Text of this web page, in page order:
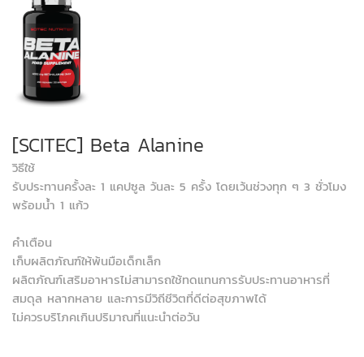
[SCITEC] Beta Alanine
วิธีใช้
รับประทานครั้งละ 1 แคปซูล วันละ 5 ครั้ง โดยเว้นช่วงทุก ๆ 3 ชั่วโมง
พร้อมน้ำ 1 แก้ว
คำเตือน
เก็บผลิตภัณฑ์ให้พ้นมือเด็กเล็ก
ผลิตภัณฑ์เสริมอาหารไม่สามารถใช้ทดแทนการรับประทานอาหารที่
สมดุล หลากหลาย และการมีวิถีชีวิตที่ดีต่อสุขภาพได้
ไม่ควรบริโภคเกินปริมาณที่แนะนำต่อวัน